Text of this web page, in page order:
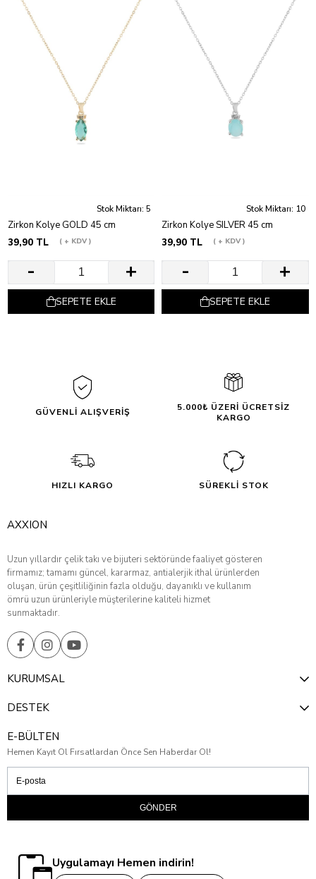
Stok Miktarı: 5
Zirkon Kolye GOLD 45 cm
39,90 TL
+ KDV
SEPETE EKLE
Stok Miktarı: 10
Zirkon Kolye SILVER 45 cm
39,90 TL
+ KDV
SEPETE EKLE
GÜVENLİ ALIŞVERİŞ
5.000₺ ÜZERİ ÜCRETSİZ
KARGO
HIZLI KARGO SÜREKLİ STOK
AXXION
Uzun yıllardır çelik takı ve bijuteri sektöründe faaliyet gösteren
firmamız; tamamı güncel, kararmaz, antialerjik ithal ürünlerden
oluşan, ürün çeşitliliğinin fazla olduğu, dayanıklı ve kullanım
ömrü uzun ürünleriyle müşterilerine kaliteli hizmet
sunmaktadır.
KURUMSAL
DESTEK
E-BÜLTEN
Hemen Kayıt Ol Fırsatlardan Önce Sen Haberdar Ol!
GÖNDER
Uygulamayı Hemen indirin!